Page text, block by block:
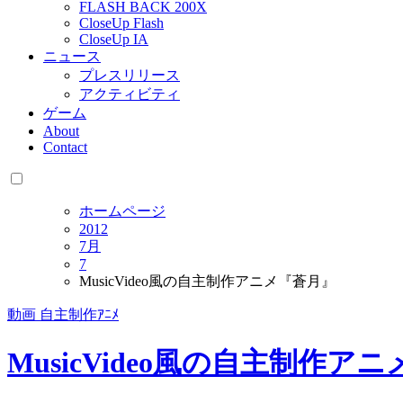
FLASH BACK 200X
CloseUp Flash
CloseUp IA
ニュース
プレスリリース
アクティビティ
ゲーム
About
Contact
ホームページ
2012
7月
7
MusicVideo風の自主制作アニメ『蒼月』
動画 自主制作ｱﾆﾒ
MusicVideo風の自主制作アニ